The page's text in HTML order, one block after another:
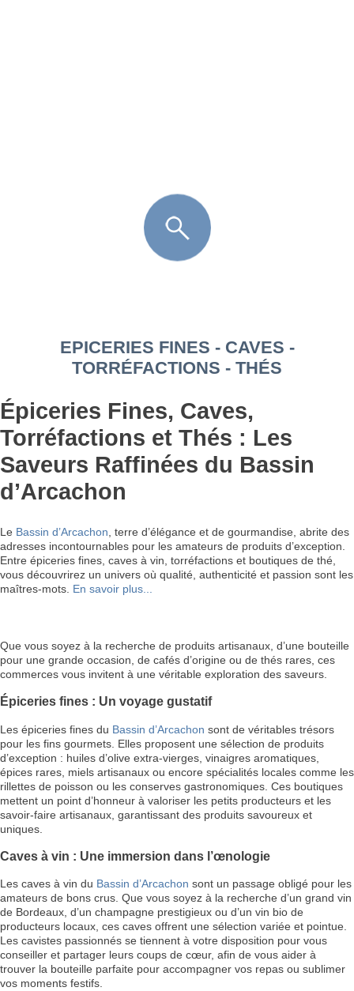
EPICERIES FINES - CAVES -
TORRÉFACTIONS - THÉS
Épiceries Fines, Caves,
Torréfactions et Thés : Les
Saveurs Raffinées du Bassin
d’Arcachon
Le Bassin d’Arcachon , terre d’élégance et de gourmandise, abrite des
adresses incontournables pour les amateurs de produits d’exception.
Entre épiceries fines, caves à vin, torréfactions et boutiques de thé,
vous découvrirez un univers où qualité, authenticité et passion sont les
maîtres-mots. En savoir plus...
Que vous soyez à la recherche de produits artisanaux, d’une bouteille
pour une grande occasion, de cafés d’origine ou de thés rares, ces
commerces vous invitent à une véritable exploration des saveurs.
Épiceries fines : Un voyage gustatif
Les épiceries fines du Bassin d’Arcachon sont de véritables trésors
pour les fins gourmets. Elles proposent une sélection de produits
d’exception : huiles d’olive extra-vierges, vinaigres aromatiques,
épices rares, miels artisanaux ou encore spécialités locales comme les
rillettes de poisson ou les conserves gastronomiques. Ces boutiques
mettent un point d’honneur à valoriser les petits producteurs et les
savoir-faire artisanaux, garantissant des produits savoureux et
uniques.
Caves à vin : Une immersion dans l’œnologie
Les caves à vin du Bassin d’Arcachon sont un passage obligé pour les
amateurs de bons crus. Que vous soyez à la recherche d’un grand vin
de Bordeaux, d’un champagne prestigieux ou d’un vin bio de
producteurs locaux, ces caves offrent une sélection variée et pointue.
Les cavistes passionnés se tiennent à votre disposition pour vous
conseiller et partager leurs coups de cœur, afin de vous aider à
trouver la bouteille parfaite pour accompagner vos repas ou sublimer
vos moments festifs.